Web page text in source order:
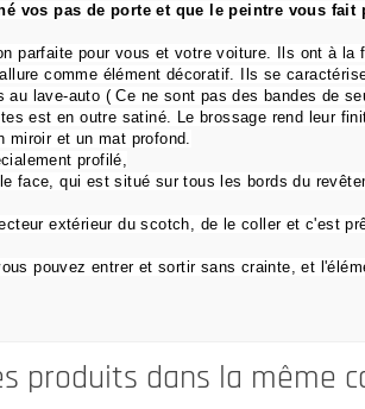
vos pas de porte et que le peintre vous fait
parfaite pour vous et votre voiture. Ils ont à la
comme élément décoratif. Ils se
au lave-auto ( Ce ne sont pas des bandes de
est en outre satiné. Le brossage rend leur
miroir et un mat profond.
profilé,
face,qui est situé sur tous les bords du
extérieur du scotch, de le coller et c'est
pouvez entrer et sortir sans crainte, et
produits dans la même